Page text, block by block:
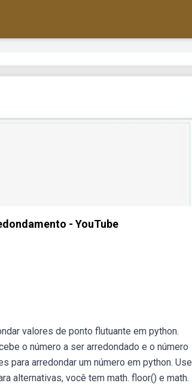
- YouTube
valores de ponto flutuante em python.
o número a ser arredondado e o número
para arredondar um número em python. Use
alternativas, você tem math. floor() e math.